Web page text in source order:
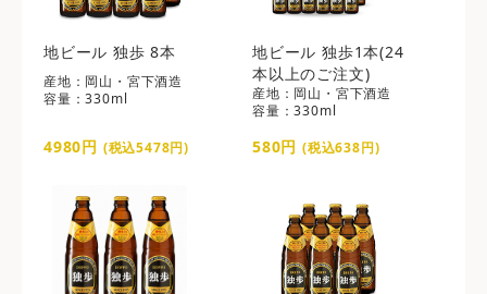
地ビール 独歩 8本
産地：岡山・宮下酒造
容量：330ml
4980円 (税込5478円)
地ビール 独歩1本(24
本以上のご注文)
産地：岡山・宮下酒造
容量：330ml
580円 (税込638円)